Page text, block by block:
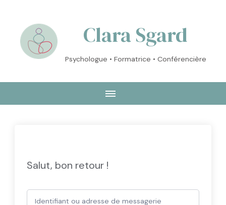
Clara Sgard
Psychologue • Formatrice • Conférencière
Salut, bon retour !